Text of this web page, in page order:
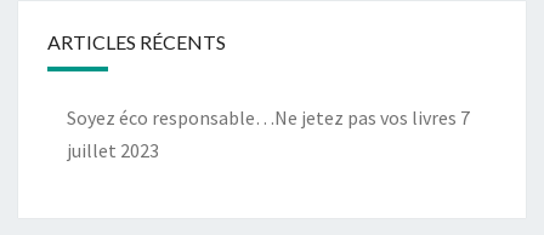
ARTICLES RÉCENTS
Soyez éco responsable…Ne jetez pas vos livres 7
juillet 2023